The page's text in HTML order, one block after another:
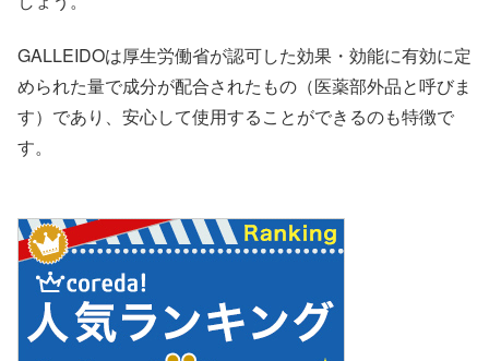
GALLEIDOは厚生労働省が認可した効果・効能に有効に定
められた量で成分が配合されたもの（医薬部外品と呼びま
す）であり、安心して使用することができるのも特徴で
す。